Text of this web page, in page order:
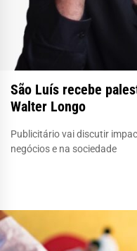
São Luís recebe
Walter Longo
Publicitário vai discutir
negócios e na sociedade